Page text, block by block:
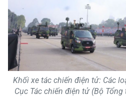
Khối xe tác chiến điện tử: Các
Cục Tác chiến điện tử (Bộ